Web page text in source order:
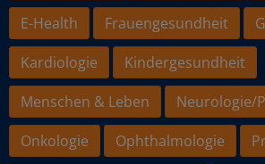
E-Health
Frauengesundheit
Kardiologie
Kindergesundheit
Menschen & Leben
Neurologie/
Onkologie
Ophthalmologie